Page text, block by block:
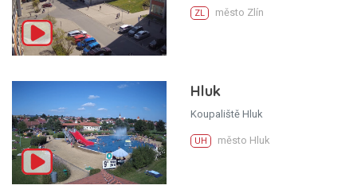
ZL město Zlín
Hluk
Koupaliště Hluk
UH město Hluk